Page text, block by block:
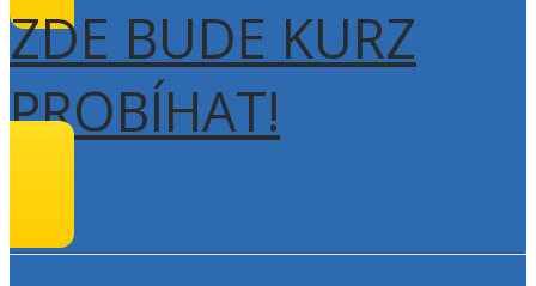
ZDE BUDE KURZ
PROBÍHAT!